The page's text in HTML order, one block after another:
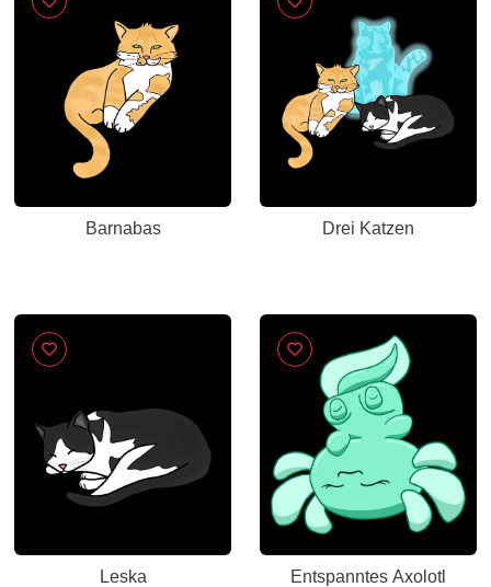
Barnabas Drei Katzen
Leska Entspanntes Axolotl